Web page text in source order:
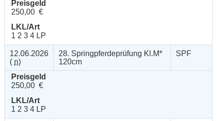
Preisgeld
250,00 €
LKL/Art
1 2 3 4 LP
12.06.2026
( n)
28. Springpferdeprüfung Kl.M*
120cm
SPF
Preisgeld
250,00 €
LKL/Art
1 2 3 4 LP